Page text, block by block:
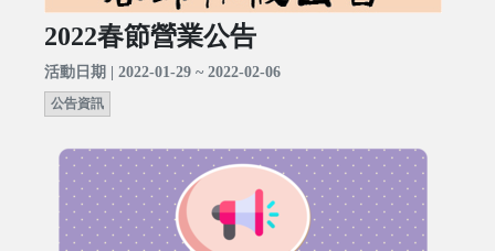
2022春節營業公告
活動日期 | 2022-01-29 ~ 2022-02-06
公告資訊